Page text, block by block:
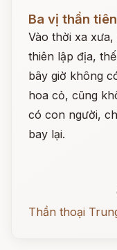
Ba vị thần
Vào thời xa
thiên lập địa,
bây giờ không
hoa cỏ, cũng
có con người,
bay lại.
Thần thoại